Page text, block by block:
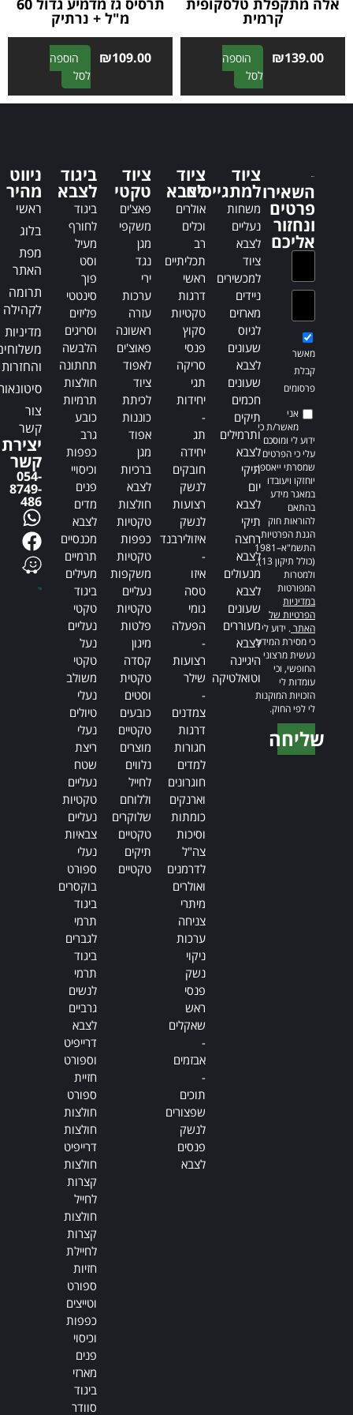
אלה מתקפלת טלסקופית
קרמית
₪139.00
הוספה
לסל
A
l
t
i
v
תרסיס גז מדמיע גדול 60
מ"ל + נרתיק
₪109.00
הוספה
לסל
A
l
t
השאירו
פרטים
ונחזור
אליכם
מאשר
קבלת
פרסומים
אני
מאשר/ת כי
ידוע לי ומוסכם
עלי כי הפרטים
שמסרתי ייאספו,
יוחזקו ויעובדו
במאגר מידע
בהתאם
להוראות חוק
הגנת הפרטיות,
התשמ"א–1981
(כולל תיקון 13),
ולמטרות
המפורטות
במדיניות
הפרטיות של
האתר. ידוע לי
כי מסירת המידע
נעשית מרצוני
החופשי, וכי
עומדות לי
הזכויות המוקנות
לי לפי החוק.
שליחה
ציוד
למתגייסים
משחות
נעליים
לצבא
ציוד
למכשירים
ניידים
מארזים
לגיוס
שעונים
לצבא
שעונים
חכמים
תיקים
ותרמילים
לצבא
תיקי
יום
לצבא
תיקי
רחצה
לצבא
מנעולים
לצבא
שעונים
מעוררים
לצבא
היגיינה
וטואלטיקה
ציוד
לצבא
אולרים
וכלים
רב
תכליתיים
ראשי
דרגות
טקטיות
סקוץ
פנסי
סריקה
תגי
יחידות
-
תג
יחידה
חובקים
לנשק
רצועות
לנשק
איזולירבנד
-
איזו
טסה
גומי
הפעלה
-
רצועות
שילר
-
צמדנים
דרגות
חגורות
למדים
חוגרונים
וארנקים
כומתות
וסיכות
צה"ל
לדרמנים
ואולרים
מיתרי
צניחה
ערכות
ניקוי
נשק
פנסי
ראש
שאקלים
-
אבזמים
-
תוכים
שפצורים
לנשק
פנסים
לצבא
ציוד
טקטי
פאצ'ים
משקפי
מגן
נגד
ירי
ערכות
עזרה
ראשונה
פאוצ'ים
לאפוד
ציוד
לכיתת
כוננות
אפוד
מגן
ברכיות
לצבא
חולצות
טקטיות
כפפות
טקטיות
משקפות
נעליים
טקטיות
פלטות
מיגון
קסדה
טקטית
וסטים
כובעים
טקטיים
מוצרים
נלווים
לחייל
וללוחם
שלוקרים
טקטיים
תיקים
טקטיים
ביגוד
לצבא
ביגוד
לחורף
מעיל
וסט
פוך
סינטטי
פליזים
וסריגים
הלבשה
תחתונה
חולצות
תרמיות
כובע
גרב
כפפות
וכיסויי
פנים
מדים
לצבא
מכנסיים
תרמיים
מעילים
ביגוד
טקטי
נעליים
נעל
טקטי
משולב
נעלי
טיולים
נעלי
ריצת
שטח
נעליים
טקטיות
נעליים
צבאיות
נעלי
ספורט
בוקסרים
ביגוד
תרמי
לגברים
ביגוד
תרמי
לנשים
גרביים
לצבא
דרייפיט
וספורט
חזיית
ספורט
חולצות
חולצות
דרייפיט
חולצות
קצרות
לחייל
חולצות
קצרות
לחיילת
חזיות
ספורט
וטייצים
כפפות
וכיסוי
פנים
מארזי
ביגוד
סוודר
ניווט
מהיר
ראשי
בלוג
מפת
האתר
תרומה
לקהילה
מדיניות
והחזרות
צור
קשר
יצירת
קשר
054-
8749-
486